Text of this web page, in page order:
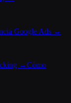
Google Ads →
→Cómo